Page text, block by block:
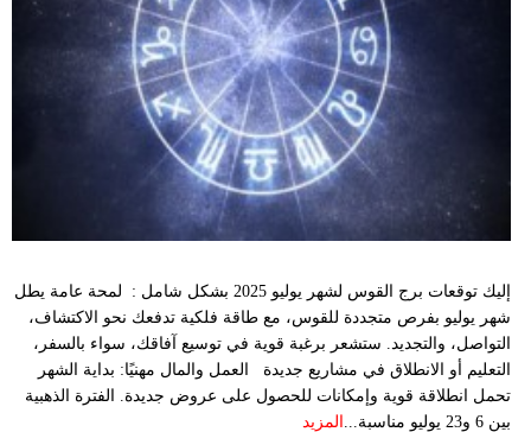
إليك توقعات برج القوس لشهر يوليو 2025 بشكل شامل : لمحة عامة يطل
شهر يوليو بفرص متجددة للقوس، مع طاقة فلكية تدفعك نحو الاكتشاف،
التواصل، والتجديد. ستشعر برغبة قوية في توسيع آفاقك، سواء بالسفر،
التعليم أو الانطلاق في مشاريع جديدة العمل والمال مهنيًا: بداية الشهر
تحمل انطلاقة قوية وإمكانات للحصول على عروض جديدة. الفترة الذهبية
بين 6 و23 يوليو مناسبة...
المزيد